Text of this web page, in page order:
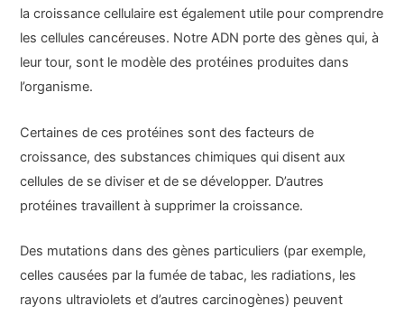
la croissance cellulaire est également utile pour comprendre
les cellules cancéreuses. Notre ADN porte des gènes qui, à
leur tour, sont le modèle des protéines produites dans
l’organisme.
Certaines de ces protéines sont des facteurs de
croissance, des substances chimiques qui disent aux
cellules de se diviser et de se développer. D’autres
protéines travaillent à supprimer la croissance.
Des mutations dans des gènes particuliers (par exemple,
celles causées par la fumée de tabac, les radiations, les
rayons ultraviolets et d’autres carcinogènes) peuvent